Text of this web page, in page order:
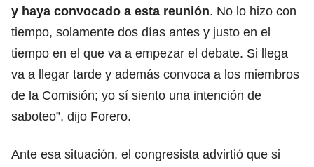
y haya convocado a esta reunión. No lo hizo con
tiempo, solamente dos días antes y justo en el
tiempo en el que va a empezar el debate. Si llega
va a llegar tarde y además convoca a los miembros
de la Comisión; yo sí siento una intención de
saboteo”, dijo Forero.
Ante esa situación, el congresista advirtió que si